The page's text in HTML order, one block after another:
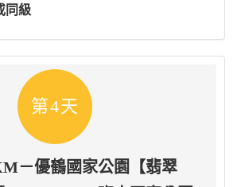
同級
第4天
－優鶴國家公園【翡翠